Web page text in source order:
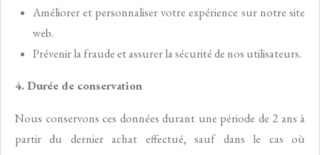
Améliorer et personnaliser votre expérience sur notre site
web.
Prévenir la fraude et assurer la sécurité de nos utilisateurs.
4. Durée de conservation
Nous conservons ces données durant une période de 2 ans à
partir du dernier achat effectué, sauf dans le cas où